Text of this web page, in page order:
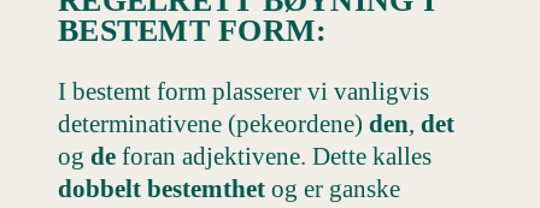
BESTEMT FORM:
I bestemt form plasserer vi vanligvis
determinativene (pekeordene) den, det
og de foran adjektivene. Dette kalles
dobbelt bestemthet og er ganske